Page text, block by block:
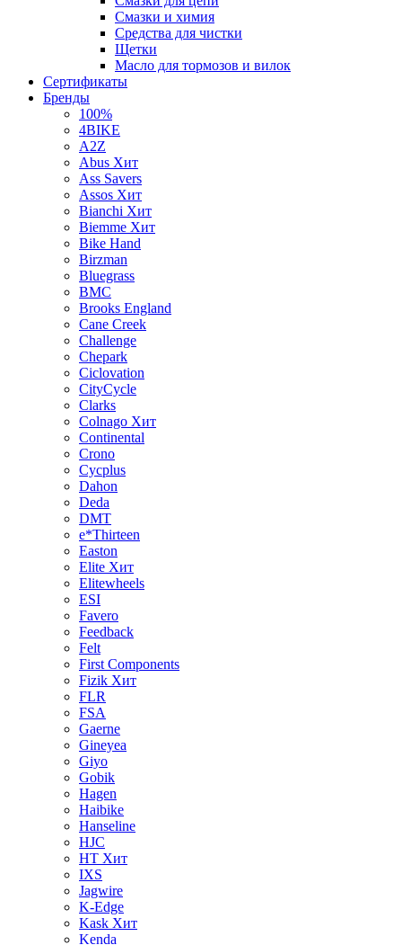
Смазки и химия
Средства для чистки
Щетки
Масло для тормозов и вилок
Сертификаты
Бренды
100%
4BIKE
A2Z
Abus Хит
Ass Savers
Assos Хит
Bianchi Хит
Biemme Хит
Bike Hand
Birzman
Bluegrass
BMC
Brooks England
Cane Creek
Challenge
Chepark
Ciclovation
CityCycle
Clarks
Colnago Хит
Continental
Crono
Cycplus
Dahon
Deda
DMT
e*Thirteen
Easton
Elite Хит
Elitewheels
ESI
Favero
Feedback
Felt
First Components
Fizik Хит
FLR
FSA
Gaerne
Gineyea
Giyo
Gobik
Hagen
Haibike
Hanseline
HJC
HT Хит
IXS
Jagwire
K-Edge
Kask Хит
Kenda